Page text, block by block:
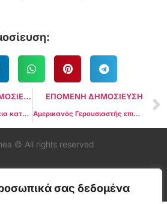
σας δεδομένα
ΠΡΟΗΓΟΥΜΕΝΗ ΔΗΜΟΣΙΕΥΣΗ
Η Fed μειώνει τα επιτόκια κατά 25 μονάδες βάσης, αλλά οι αγορές αντιδρούν χλιαρά καθώς η κίνηση είχε ήδη προεξοφληθεί
ΕΠΟΜΕΝΗ ΔΗΜΟΣΙΕΥΣΗ
Αμερικανός Γερουσιαστής επιτίθεται στο Binance.US για την εισαγωγή του USD1 μετά τη χάρη στον CZ
© All rights reserved